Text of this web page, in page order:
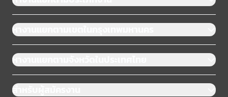
หางานแยกตามเขตในกรุงเทพมหานคร
หางานแยกตามจังหวัดในประเทศไทย
สำหรับผู้สมัครงาน